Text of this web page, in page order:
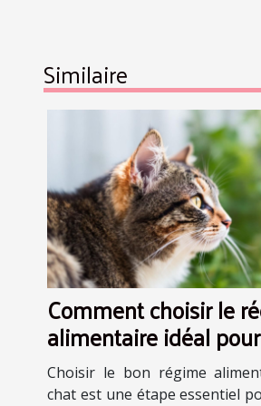
Similaire
Comment choisir le
alimentaire idéal
chat ?
Choisir le bon régime
chat est une étape essentiel